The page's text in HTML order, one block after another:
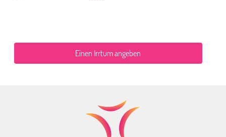
Einen Irrtum angeben